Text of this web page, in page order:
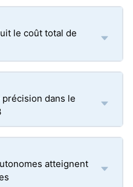
le coût total de
dans le
atteignent